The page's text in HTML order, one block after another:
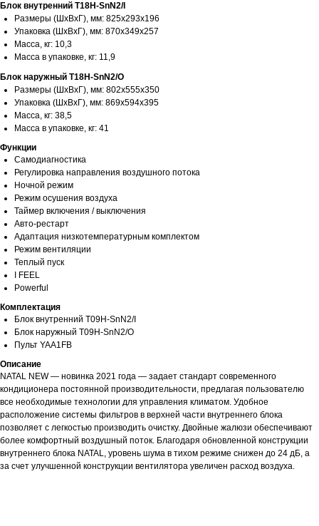
Блок внутренний T18H-SnN2/I
Размеры (ШхВхГ), мм: 825x293x196
Упаковка (ШхВхГ), мм: 870x349x257
Масса, кг: 10,3
Масса в упаковке, кг: 11,9
Блок наружный T18H-SnN2/O
Размеры (ШхВхГ), мм: 802x555x350
Упаковка (ШхВхГ), мм: 869x594x395
Масса, кг: 38,5
Масса в упаковке, кг: 41
Функции
Самодиагностика
Регулировка направления воздушного потока
Ночной режим
Режим осушения воздуха
Таймер включения / выключения
Авто-рестарт
Адаптация низкотемпературным комплектом
Режим вентиляции
Теплый пуск
I FEEL
Powerful
Комплектация
Блок внутренний T09H-SnN2/I
Блок наружный T09H-SnN2/O
Пульт YAA1FB
Описание
NATAL NEW — новинка 2021 года — задает стандарт современного
кондиционера постоянной производительности, предлагая пользователю
все необходимые технологии для управления климатом. Удобное
расположение системы фильтров в верхней части внутреннего блока
позволяет с легкостью производить очистку. Двойные жалюзи обеспечивают
более комфортный воздушный поток. Благодаря обновленной конструкции
внутреннего блока NATAL, уровень шума в тихом режиме снижен до 24 дБ, а
за счет улучшенной конструкции вентилятора увеличен расход воздуха.